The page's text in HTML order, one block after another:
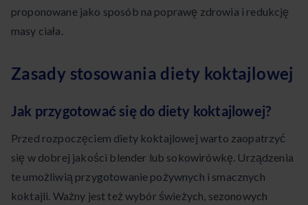
proponowane jako sposób na poprawę zdrowia i redukcję
masy ciała.
Zasady stosowania diety koktajlowej
Jak przygotować się do diety koktajlowej?
Przed rozpoczęciem diety koktajlowej warto zaopatrzyć
się w dobrej jakości blender lub sokowirówkę. Urządzenia
te umożliwią przygotowanie pożywnych i smacznych
koktajli. Ważny jest też wybór świeżych, sezonowych